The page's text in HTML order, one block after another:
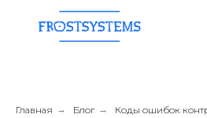
Главная → Блог → Коды ошибок